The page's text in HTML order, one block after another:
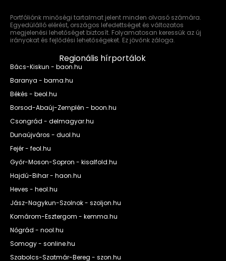
Portfóliónk minőségi tartalmat jelent minden olvasó számára.
Egyedülálló elérést, országos lefedettséget és változatos
megjelenési lehetőséget biztosít. Folyamatosan keressük az új
irányokat és fejlődési lehetőségeket. Ez jövőnk záloga.
Regionális hírportálok
Bács-Kiskun - baon.hu
Baranya - bama.hu
Békés - beol.hu
Borsod-Abaúj-Zemplén - boon.hu
Csongrád - delmagyar.hu
Dunaújváros - duol.hu
Fejér - feol.hu
Győr-Moson-Sopron - kisalfold.hu
Hajdú-Bihar - haon.hu
Heves - heol.hu
Jász-Nagykun-Szolnok - szoljon.hu
Komárom-Esztergom - kemma.hu
Nógrád - nool.hu
Somogy - sonline.hu
Szabolcs-Szatmár-Bereg - szon.hu